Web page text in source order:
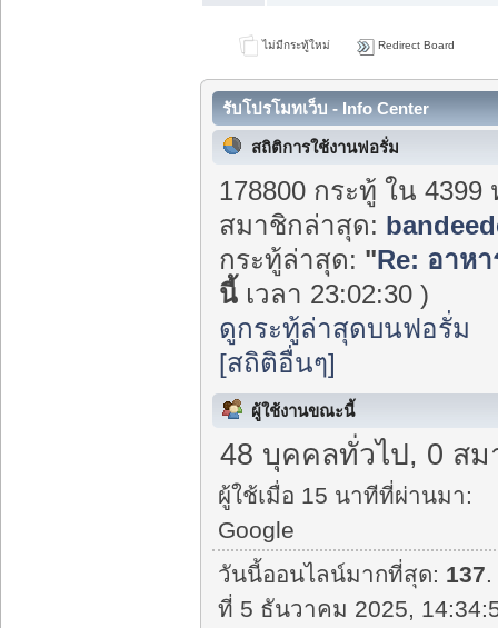
ไม่มีกระทู้ใหม่ Redirect Board
รับโปรโมทเว็บ - Info Center
สถิติการใช้งานฟอรั่ม
178800 กระทู้ ใน
สมาชิกล่าสุด:
กระทู้ล่าสุด: "Re: อาห
นี้ เวลา 23:02:30 )
ดูกระทู้ล่าสุดบนฟอรั่ม
[สถิติอื่นๆ]
ผู้ใช้งานขณะนี้
48 บุคคลทั่วไป, 0 สม
ผู้ใช้เมื่อ 15 นาทีที่ผ่านมา:
Google
วันนี้ออนไลน์มากที่สุด: 137
ที่ 5 ธันวาคม 2025,